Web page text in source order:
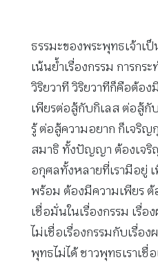
ธรรมะของพระพุทธเจ้าเป็
เน้นย้ำเรื่องกรรม การกร
วิริยวาที วิริยวาทีก็คือต้อ
เพียรต่อสู้กับกิเลส ต่อสู้กับ
รู้ ต่อสู้ความอยาก ก็เจริ
สมาธิ ทั้งปัญญา ต้องเจริ
อกุศลทั้งหลายที่เรามีอยู่
พร้อม ต้องมีความเพียร
เชื่อมั่นในเรื่องกรรม เรื่อ
ไม่เชื่อเรื่องกรรมกับเรื่อ
พุทธไม่ได้ ชาวพุทธเราเชื่อ